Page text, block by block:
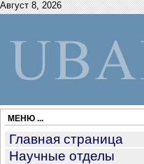
Август 8, 2026
МЕНЮ ...
Главная страница
Научные отделы